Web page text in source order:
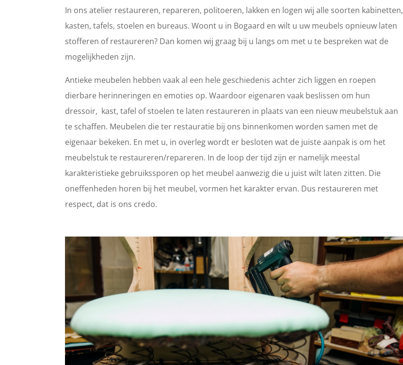
In ons atelier restaureren, repareren, politoeren, lakken en logen wij alle soorten kabinetten,
kasten, tafels, stoelen en bureaus. Woont u in Bogaard en wilt u uw meubels opnieuw laten
stofferen of restaureren? Dan komen wij graag bij u langs om met u te bespreken wat de
mogelijkheden zijn.
Antieke meubelen hebben vaak al een hele geschiedenis achter zich liggen en roepen
dierbare herinneringen en emoties op. Waardoor eigenaren vaak beslissen om hun
dressoir, kast, tafel of stoelen te laten restaureren in plaats van een nieuw meubelstuk aan
te schaffen. Meubelen die ter restauratie bij ons binnenkomen worden samen met de
eigenaar bekeken. En met u, in overleg wordt er besloten wat de juiste aanpak is om het
meubelstuk te restaureren/repareren. In de loop der tijd zijn er namelijk meestal
karakteristieke gebruikssporen op het meubel aanwezig die u juist wilt laten zitten. Die
oneffenheden horen bij het meubel, vormen het karakter ervan. Dus restaureren met
respect, dat is ons credo.